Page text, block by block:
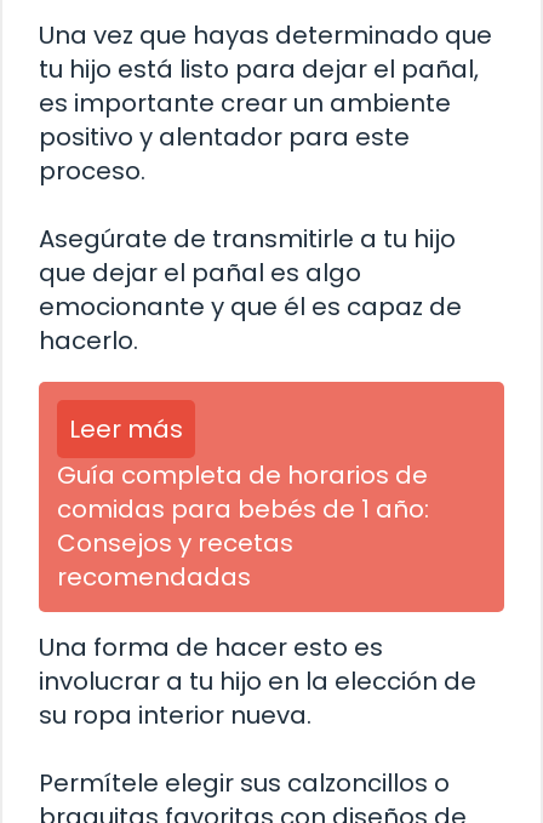
Una vez que hayas determinado que
tu hijo está listo para dejar el pañal,
es importante crear un ambiente
positivo y alentador para este
proceso.
Asegúrate de transmitirle a tu hijo
que dejar el pañal es algo
emocionante y que él es capaz de
hacerlo.
Leer más
Guía completa de horarios de
comidas para bebés de 1 año:
Consejos y recetas
recomendadas
Una forma de hacer esto es
involucrar a tu hijo en la elección de
su ropa interior nueva.
Permítele elegir sus calzoncillos o